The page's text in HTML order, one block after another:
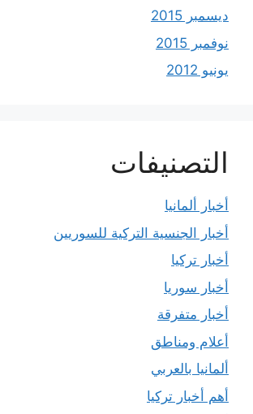
ديسمبر 2015
نوفمبر 2015
يونيو 2012
التصنيفات
أخبار ألمانيا
أخبار الجنسية التركية للسوريين
أخبار تركيا
أخبار سوريا
أخبار متفرقة
أعلام ومناطق
ألمانيا بالعربي
أهم أخبار تركيا